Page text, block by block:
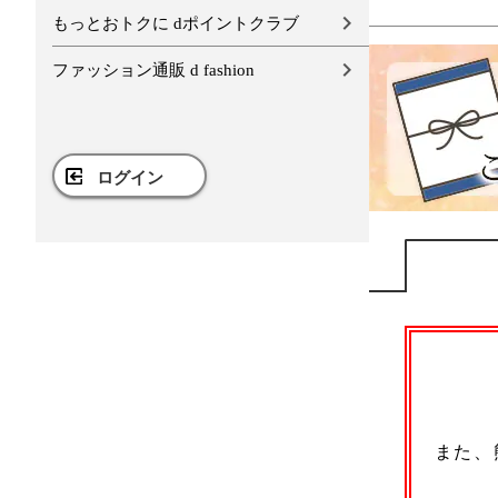
もっとおトクに dポイントクラブ
ファッション通販 d fashion
ログイン